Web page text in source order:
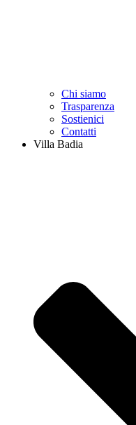
Chi siamo
Trasparenza
Sostienici
Contatti
Villa Badia